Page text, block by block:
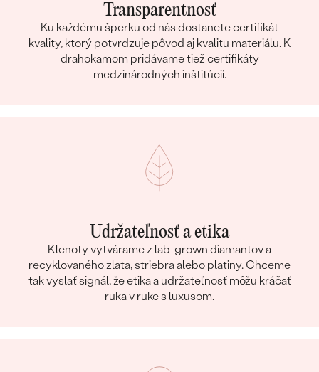
Transparentnosť
Ku každému šperku od nás dostanete certifikát
kvality, ktorý potvrdzuje pôvod aj kvalitu materiálu. K
drahokamom pridávame tiež certifikáty
medzinárodných inštitúcií.
Udržateľnosť a etika
Klenoty vytvárame z lab-grown diamantov a
recyklovaného zlata, striebra alebo platiny. Chceme
tak vyslať signál, že etika a udržateľnosť môžu kráčať
ruka v ruke s luxusom.